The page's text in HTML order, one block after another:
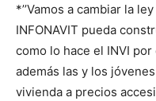
*’’Vamos a cambiar la
INFONAVIT pueda
como lo hace el INVI
además las y los
vivienda a precios